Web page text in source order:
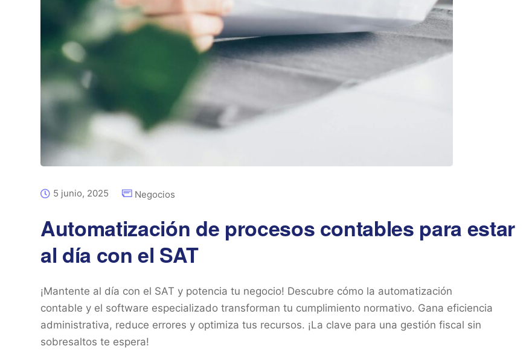
5 junio, 2025 Negocios
Automatización de procesos contables para estar
al día con el SAT
¡Mantente al día con el SAT y potencia tu negocio! Descubre cómo la automatización
contable y el software especializado transforman tu cumplimiento normativo. Gana eficiencia
administrativa, reduce errores y optimiza tus recursos. ¡La clave para una gestión fiscal sin
sobresaltos te espera!